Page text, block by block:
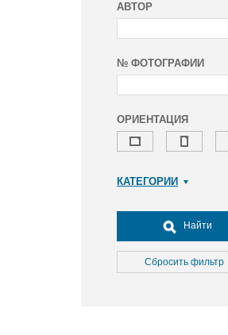
АВТОР
№ ФОТОГРАФИИ
ОРИЕНТАЦИЯ
КАТЕГОРИИ
Досуг, туризм и отдых
Культура
Медицина
Найти
Сбросить фильтр